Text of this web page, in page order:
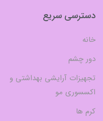
دسترسی سریع
خانه
دور چشم
تجهیزات آرایشی بهداشتی و
اکسسوری مو
کرم ها